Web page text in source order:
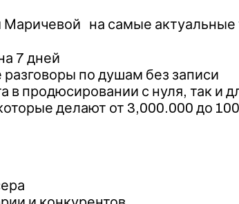
на самые
7 дней
по душам без записи
в продюсировании с нуля, так
делают от 3,000.000 до